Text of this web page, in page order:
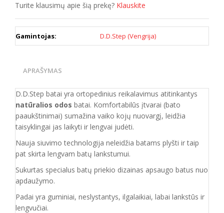
Turite klausimų apie šią prekę? Klauskite
Gamintojas: D.D.Step (Vengrija)
APRAŠYMAS
D.D.Step batai yra ortopedinius reikalavimus atitinkantys
natūralios odos batai. Komfortabilūs įtvarai (bato
paaukštinimai) sumažina vaiko kojų nuovargį, leidžia
taisyklingai jas laikyti ir lengvai judėti.
Nauja siuvimo technologija neleidžia batams plyšti ir taip
pat skirta lengvam batų lankstumui.
Sukurtas specialus batų priekio dizainas apsaugo batus nuo
apdaužymo.
Padai yra guminiai, neslystantys, ilgalaikiai, labai lankstūs ir
lengvučiai.